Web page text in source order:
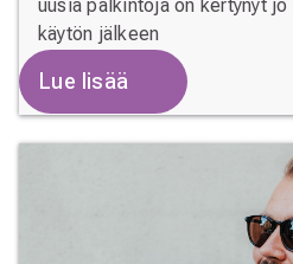
uusia palkintoja on kertynyt
käytön jälkeen
Lue lisää